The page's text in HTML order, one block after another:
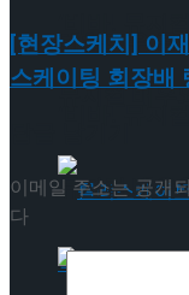
뮤지컬 배우
혜화로운 공
뮤지컬 배우
[현장스케치] 이
스케이팅 회장배
이메일 주소는 공개
다